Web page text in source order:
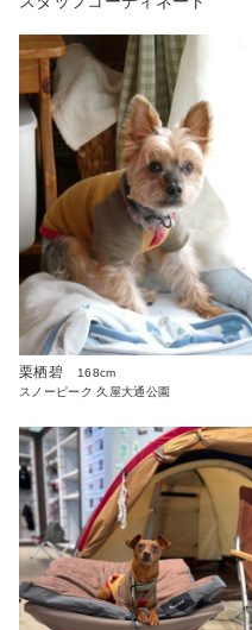
栗栖碧
168cm
スノーピーク 久屋大通公園